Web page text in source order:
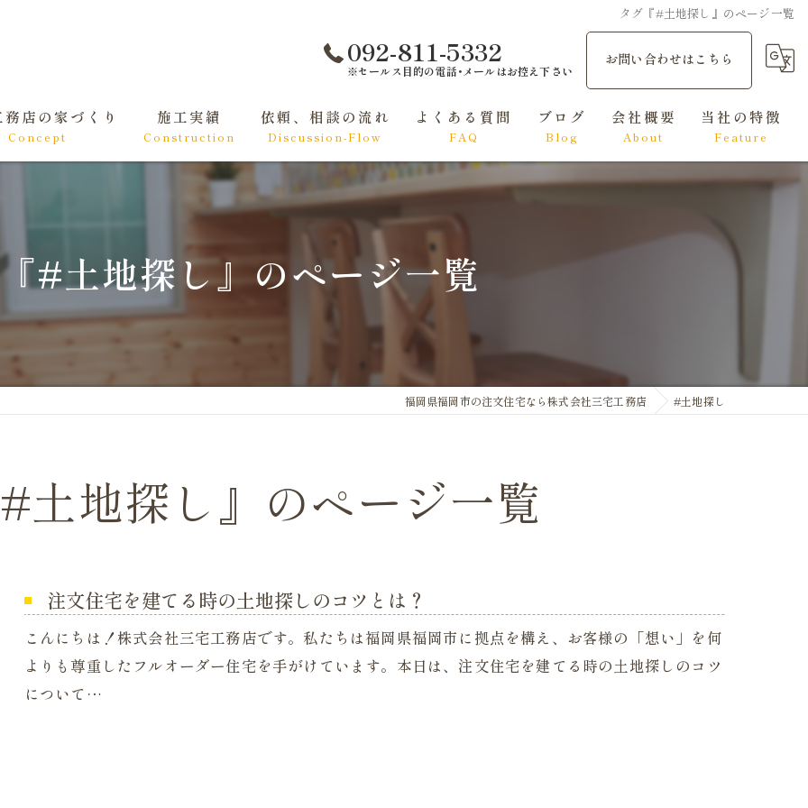
タグ『#土地探し』のページ一覧
092-811-5332
※セールス目的の電話･メールはお控え下さい
お問い合わせはこちら
店の家づくり
Concept
施工実績
Construction
依頼、相談の流れ
Discussion-Flow
よくある質問
FAQ
ブログ
Blog
会社概要
About
当社の特徴
Feature
洋風
#土地探し』のページ一覧
福岡県福岡市の注文住宅なら株式会社三宅工務店 #土地探し
土地探し』のページ一覧
注文住宅を建てる時の土地探しのコツとは？
こんにちは！株式会社三宅工務店です。私たちは福岡県福岡市に拠点を構え、お客様の「想い」を何
よりも尊重したフルオーダー住宅を手がけています。本日は、注文住宅を建てる時の土地探しのコツ
について…